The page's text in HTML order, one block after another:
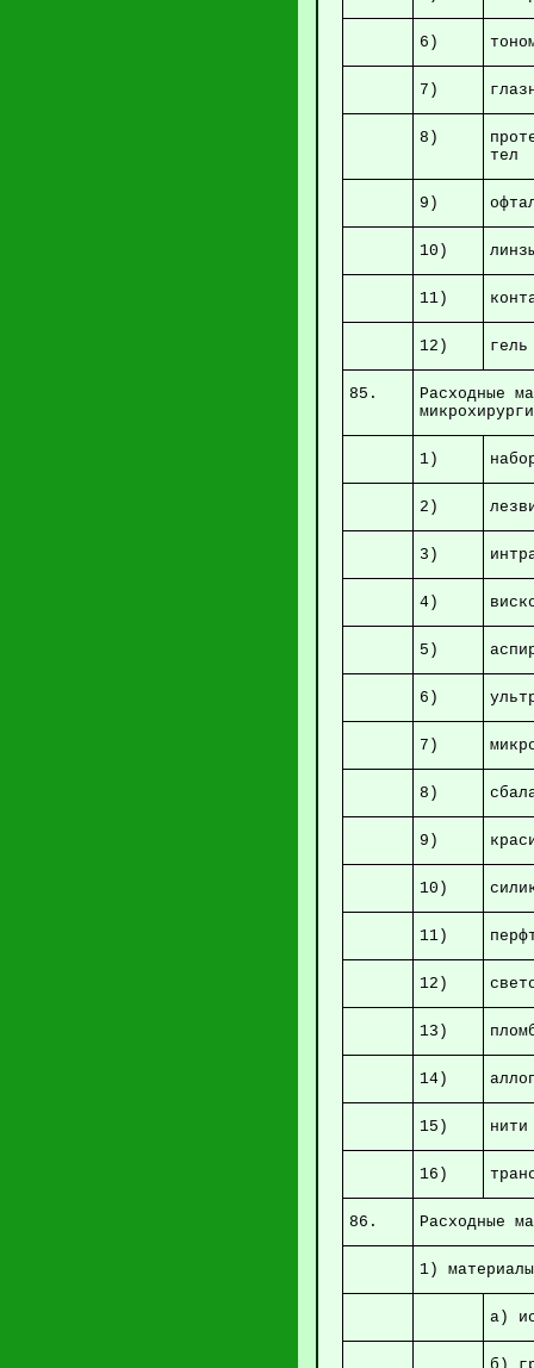
6)
7)
8)
9)
10)
11)
12)
85.
1)
2)
3)
4)
5)
6)
7)
8)
9)
10)
11)
12)
13)
14)
15)
16)
86.
1)